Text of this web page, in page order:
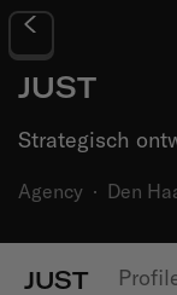
JUST
Strategisch
Agency · Den
JUST